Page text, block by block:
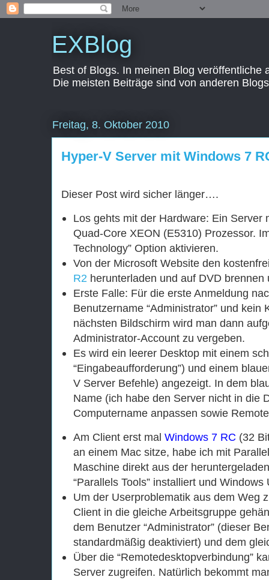
EXBlog
Best of Blogs. In meinen Blog
Die meisten Beiträge sind von anderen
Freitag, 8. Oktober 2010
Hyper-V Server mit Windows 7
Dieser Post wird sicher länger….
Los gehts mit der Hardware: Ein Server
Quad-Core XEON (E5310) Prozessor.
Technology” Option aktivieren.
Von der Microsoft Website den
R2 herunterladen und auf DVD brennen
Erste Falle: Für die erste Anmeldung
Benutzername “Administrator” und kein
nächsten Bildschirm wird man dann
Administrator-Account zu vergeben.
Es wird ein leerer Desktop mit einem
“Eingabeaufforderung”) und einem
V Server Befehle) angezeigt. In dem
Name (ich habe den Server nicht in die
Computername anpassen sowie
Am Client erst mal Windows 7 RC (32
an einem Mac sitze, habe ich mit
Maschine direkt aus der
“Parallels Tools” installiert und
Um der Userproblematik aus dem Weg
Client in die gleiche Arbeitsgruppe
dem Benutzer “Administrator” (dieser
standardmäßig deaktiviert) und dem
Über die “Remotedesktopverbindung”
Server zugreifen. Natürlich bekommt